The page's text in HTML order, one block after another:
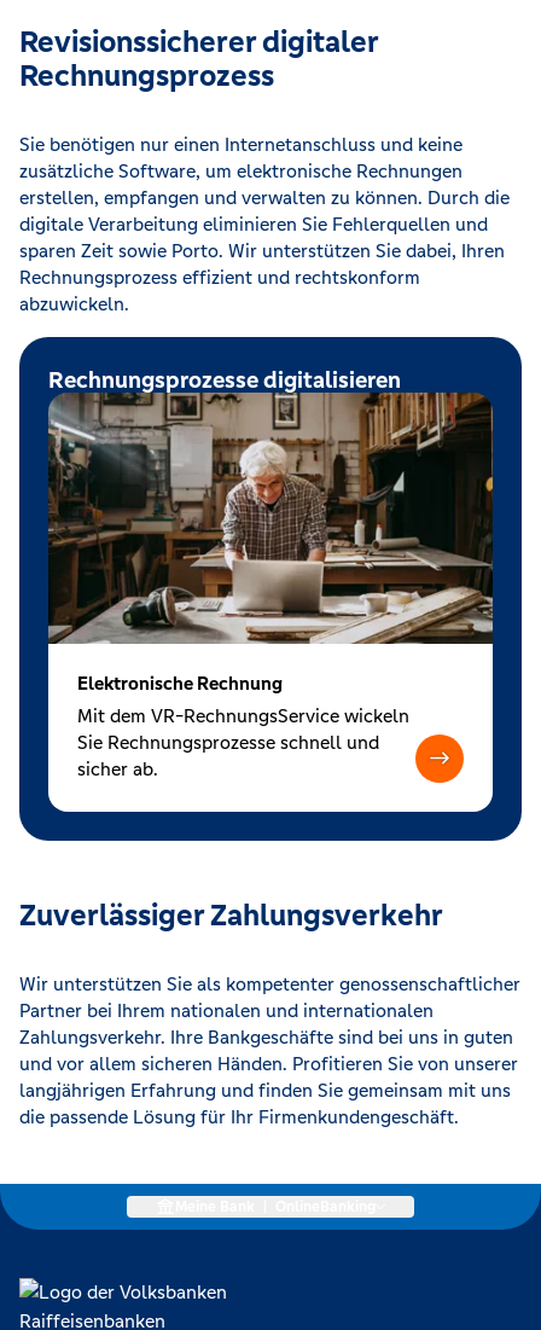
Revisionssicherer digitaler
Rechnungsprozess
Sie benötigen nur einen Internetanschluss und keine
zusätzliche Software, um elektronische Rechnungen
erstellen, empfangen und verwalten zu können. Durch die
digitale Verarbeitung eliminieren Sie Fehlerquellen und
sparen Zeit sowie Porto. Wir unterstützen Sie dabei, Ihren
Rechnungsprozess effizient und rechtskonform
abzuwickeln.
Rechnungsprozesse digitalisieren
Elektronische Rechnung
Mit dem VR-RechnungsService wickeln
Sie Rechnungsprozesse schnell und
sicher ab.
Zuverlässiger Zahlungsverkehr
Wir unterstützen Sie als kompetenter genossenschaftlicher
Partner bei Ihrem nationalen und internationalen
Zahlungsverkehr. Ihre Bankgeschäfte sind bei uns in guten
und vor allem sicheren Händen. Profitieren Sie von unserer
langjährigen Erfahrung und finden Sie gemeinsam mit uns
die passende Lösung für Ihr Firmenkundengeschäft.